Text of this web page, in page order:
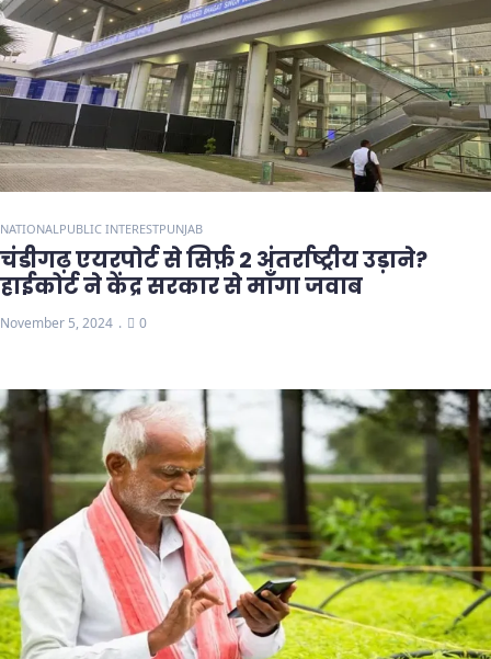
NATIONAL PUBLIC INTERESTPUNJAB
चंडीगढ़ एयरपोर्ट से सिर्फ़ 2 अंतर्राष्ट्रीय उड़ाने?
हाईकोर्ट ने केंद्र सरकार से माँगा जवाब
November 5, 2024 0